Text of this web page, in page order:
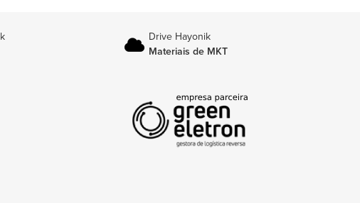
Drive Hayonik
Materiais de MKT